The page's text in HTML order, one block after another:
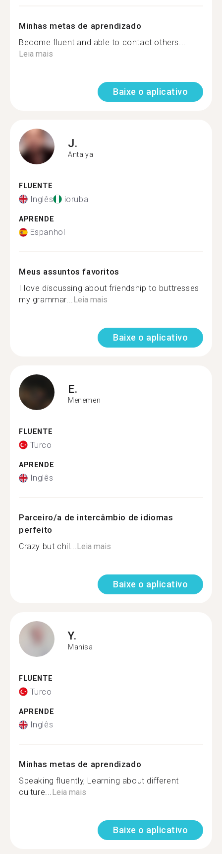
Minhas metas de aprendizado
Become fluent and able to contact others...
Leia mais
Baixe o aplicativo
J.
Antalya
FLUENTE
Inglês ioruba
APRENDE
Espanhol
Meus assuntos favoritos
I love discussing about friendship to buttresses
my grammar...Leia mais
Baixe o aplicativo
E.
Menemen
FLUENTE
Turco
APRENDE
Inglês
Parceiro/a de intercâmbio de idiomas
perfeito
Crazy but chil...Leia mais
Baixe o aplicativo
Y.
Manisa
FLUENTE
Turco
APRENDE
Inglês
Minhas metas de aprendizado
Speaking fluently, Learning about different
culture...Leia mais
Baixe o aplicativo